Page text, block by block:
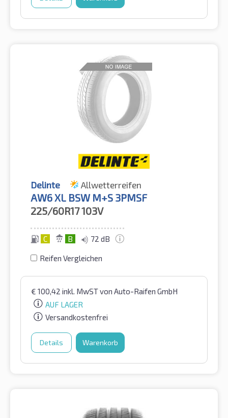
Delinte Allwetterreifen
AW6 XL BSW M+S 3PMSF
225/60R17103V
C B 72 dB
Reifen Vergleichen
€ 100,42 inkl. MwSTvon Auto-Raifen GmbH
AUF LAGER
Versandkostenfrei
Details Warenkorb